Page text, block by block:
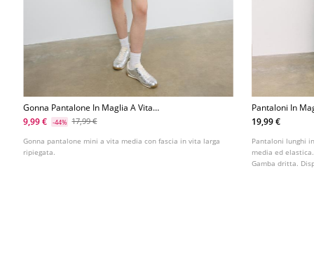
Gonna Pantalone In Maglia A Vita
Larga
9,99 € -44% 17,99 €
Gonna pantalone mini a vita media con fascia in vita larga
ripiegata.
Pantaloni In
19,99 €
Pantaloni lunghi
media ed
Gamba dritta.